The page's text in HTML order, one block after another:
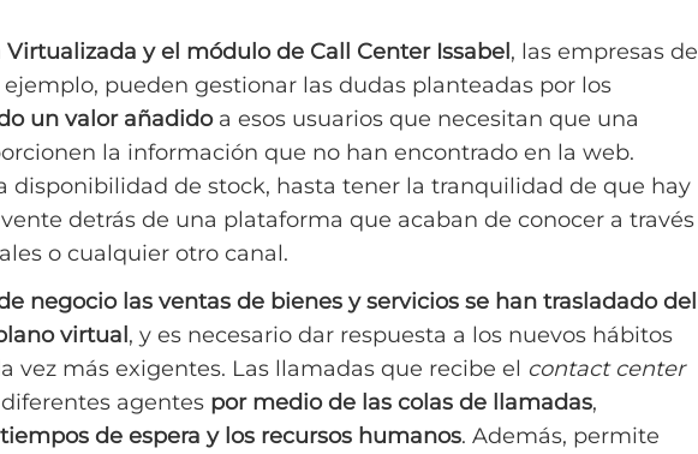
Virtualizada y el módulo de Call Center Issabel, las empresas de
pueden gestionar las dudas planteadas por los
un valor añadidoa esos usuarios que necesitan que una
la información que no han encontrado en la web.
disponibilidad de stock, hasta tener la tranquilidad de que hay
detrás de una plataforma que acaban de conocer a través
o cualquier otro canal.
negocio las ventas de bienes y servicios se han trasladado del
virtual, y es necesario dar respuesta a los nuevos hábitos
vez más exigentes. Las llamadas que recibe el contact center
agentes por medio de las colas de llamadas,
de espera y los recursos humanos. Además, permite